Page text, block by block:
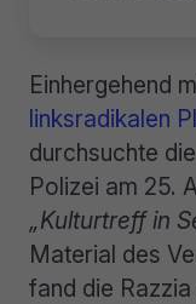
Einhergehend
linksradikalen
durchsuchte
Polizei am 25.
„Kulturtreff in
Material des
fand die